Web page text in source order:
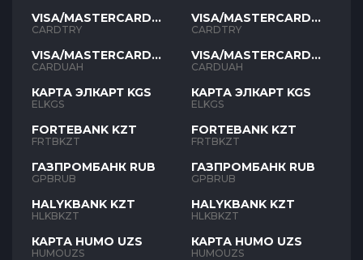
VISA/MASTERCARD
TYR
CARDTRY
VISA/MASTERCARD
UAH
CARDUAH
КАРТА ЭЛКАРТ KGS
ELKGS
FORTEBANK KZT
FRTBKZT
ГАЗПРОМБАНК RUB
GPBRUB
HALYKBANK KZT
HLKBKZT
КАРТА HUMO UZS
HUMOUZS
VISA/MASTERCARD
TYR
CARDTRY
VISA/MASTERCARD
UAH
CARDUAH
КАРТА ЭЛКАРТ KGS
ELKGS
FORTEBANK KZT
FRTBKZT
ГАЗПРОМБАНК RUB
GPBRUB
HALYKBANK KZT
HLKBKZT
КАРТА HUMO UZS
HUMOUZS